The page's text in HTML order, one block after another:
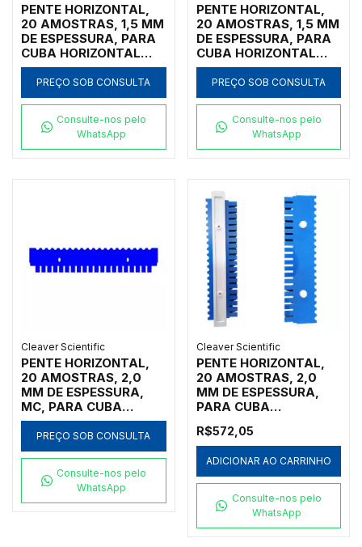
PENTE HORIZONTAL,
20 AMOSTRAS, 1,5 MM
DE ESPESSURA, PARA
CUBA HORIZONTAL
MARCA CLEAVER
SCIENTIFIC MODELOS
MSMIDI7, MSMIDI10 E
MS10-20-1.5
PREÇO SOB CONSULTA
Consulte-nos pelo
WhatsApp
PENTE HORIZONTAL,
20 AMOSTRAS, 1,5 MM
DE ESPESSURA, PARA
CUBA HORIZONTAL
MARCA CLEAVER
SCIENTIFIC MODELOS
MSMIDI7, MSMIDI10 E
MS10-20-1.5
PREÇO SOB CONSULTA
Consulte-nos pelo
WhatsApp
Cleaver Scientific
PENTE HORIZONTAL,
20 AMOSTRAS, 2,0
MM DE ESPESSURA,
MC, PARA CUBA
HORIZONTAL MARCA
CLEAVER SCIENTIFIC
MODELOS MSMAXI10,
MSMAXI20, MSMAXI25
E MSMAXIDUO -
CÓDIGO MS20-20MC-2
PREÇO SOB CONSULTA
Consulte-nos pelo
WhatsApp
Cleaver Scientific
PENTE HORIZONTAL,
20 AMOSTRAS, 2,0
MM DE ESPESSURA,
PARA CUBA
CLEAVER SCIENTIFIC
MODELOS MSCHOICE7,
MSCHOICE10,
MSCHOICE15,
MSCHOICETRIO,
MSCHOICETRIO15,
MSCHOICEST20 E
MSCHOICEST25 -
R$572,05
ADICIONAR AO CARRINHO
Consulte-nos pelo
WhatsApp